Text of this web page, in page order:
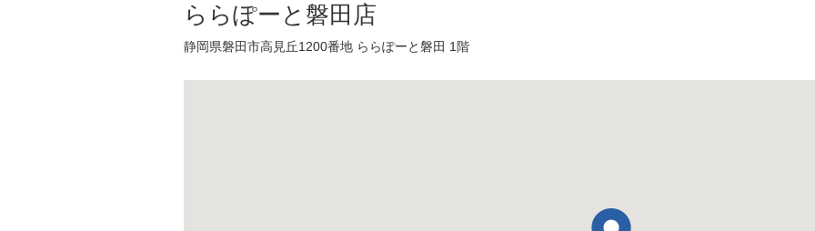
ららぽーと磐田店
静岡県磐田市高見丘1200番地 ららぽーと磐田 1階